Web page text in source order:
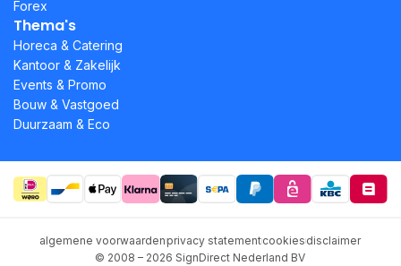
Forex
Thema's
Horeca & Catering
Kantoor & Zakelijk
Events & Promo
Bouw & Vastgoed
Duurzaam & Eco
algemene voorwaardenprivacy statementcookiesdisclaimer
© 2008 – 2026 SignDirect Nederland BV